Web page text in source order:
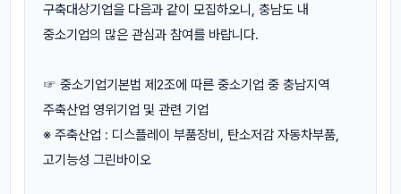
구축대상기업을 다음과 같이 모집하오니, 충남도 내
중소기업의 많은 관심과 참여를 바랍니다.
☞ 중소기업기본법 제2조에 따른 중소기업 중 충남지역
주축산업 영위기업 및 관련 기업
※ 주축산업 : 디스플레이 부품장비, 탄소저감 자동차부품,
고기능성 그린바이오